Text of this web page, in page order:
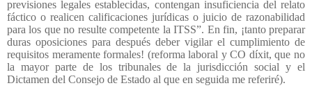
previsiones legales establecidas, contengan insuficiencia del relato
fáctico o realicen calificaciones jurídicas o juicio de razonabilidad
para los que no resulte competente la ITSS”. En fin, ¡tanto preparar
duras oposiciones para después deber vigilar el cumplimiento de
requisitos meramente formales! (reforma laboral y CO díxit, que no
la mayor parte de los tribunales de la jurisdicción social y el
Dictamen del Consejo de Estado al que en seguida me referiré).